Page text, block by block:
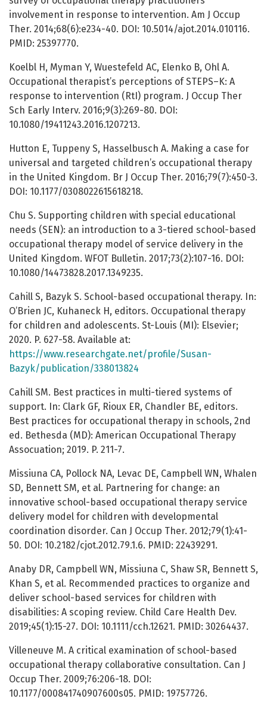
involvement in response to intervention. Am J Occup
Ther. 2014;68(6):e234-40. DOI: 10.5014/ajot.2014.010116.
PMID: 25397770.
Koelbl H, Myman Y, Wuestefeld AC, Elenko B, Ohl A.
Occupational therapist’s perceptions of STEPS–K: A
response to intervention (RtI) program. J Occup Ther
Sch Early Interv. 2016;9(3):269-80. DOI:
10.1080/19411243.2016.1207213.
Hutton E, Tuppeny S, Hasselbusch A. Making a case for
universal and targeted children’s occupational therapy
in the United Kingdom. Br J Occup Ther. 2016;79(7):450-3.
DOI: 10.1177/0308022615618218.
Chu S. Supporting children with special educational
needs (SEN): an introduction to a 3-tiered school-based
occupational therapy model of service delivery in the
United Kingdom. WFOT Bulletin. 2017;73(2):107-16. DOI:
10.1080/14473828.2017.1349235.
Cahill S, Bazyk S. School-based occupational therapy. In:
O’Brien JC, Kuhaneck H, editors. Occupational therapy
for children and adolescents. St-Louis (MI): Elsevier;
2020. P. 627-58. Available at:
https://www.researchgate.net/profile/Susan-
Bazyk/publication/338013824
Cahill SM. Best practices in multi-tiered systems of
support. In: Clark GF, Rioux ER, Chandler BE, editors.
Best practices for occupational therapy in schools, 2nd
ed. Bethesda (MD): American Occupational Therapy
Assocuation; 2019. P. 211-7.
Missiuna CA, Pollock NA, Levac DE, Campbell WN, Whalen
SD, Bennett SM, et al. Partnering for change: an
innovative school-based occupational therapy service
delivery model for children with developmental
coordination disorder. Can J Occup Ther. 2012;79(1):41-
50. DOI: 10.2182/cjot.2012.79.1.6. PMID: 22439291.
Anaby DR, Campbell WN, Missiuna C, Shaw SR, Bennett S,
Khan S, et al. Recommended practices to organize and
deliver school-based services for children with
disabilities: A scoping review. Child Care Health Dev.
2019;45(1):15-27. DOI: 10.1111/cch.12621. PMID: 30264437.
Villeneuve M. A critical examination of school-based
occupational therapy collaborative consultation. Can J
Occup Ther. 2009;76:206-18. DOI:
10.1177/000841740907600s05. PMID: 19757726.